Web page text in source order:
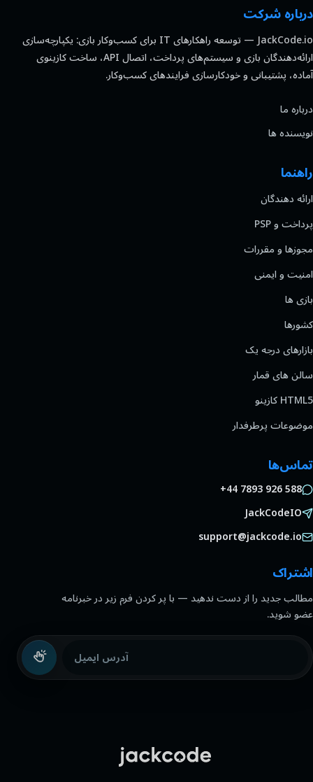
درباره شرکت
JackCode.io — توسعه راهکارهای IT برای کسب‌وکار بازی: یکپارچه‌سازی
ارائه‌دهندگان بازی و سیستم‌های پرداخت، اتصال API، ساخت کازینوی
آماده، پشتیبانی و خودکارسازی فرایندهای کسب‌وکار.
درباره ما
نویسنده ها
راهنما
ارائه دهندگان
پرداخت و PSP
مجوزها و مقررات
امنیت و ایمنی
بازی ها
کشورها
بازارهای درجه یک
سالن های قمار
HTML5 کازینو
موضوعات پرطرفدار
تماس‌ها
+44 7893 926 588
JackCodeIO
support@jackcode.io
اشتراک
مطالب جدید را از دست ندهید — با پر کردن فرم زیر در خبرنامه
عضو شوید.